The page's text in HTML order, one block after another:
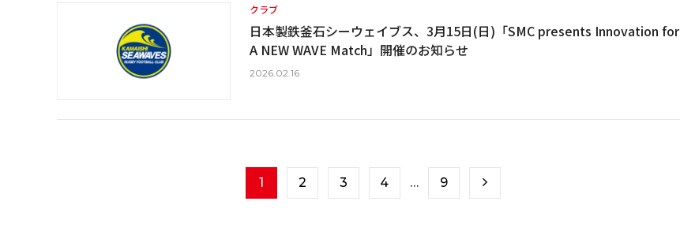
クラブ
日本製鉄釜石シーウェイブス、3月15日(日)「SMC presents Innovation for
A NEW WAVE Match」開催のお知らせ
2026.02.16
1 2 3 4 … 9